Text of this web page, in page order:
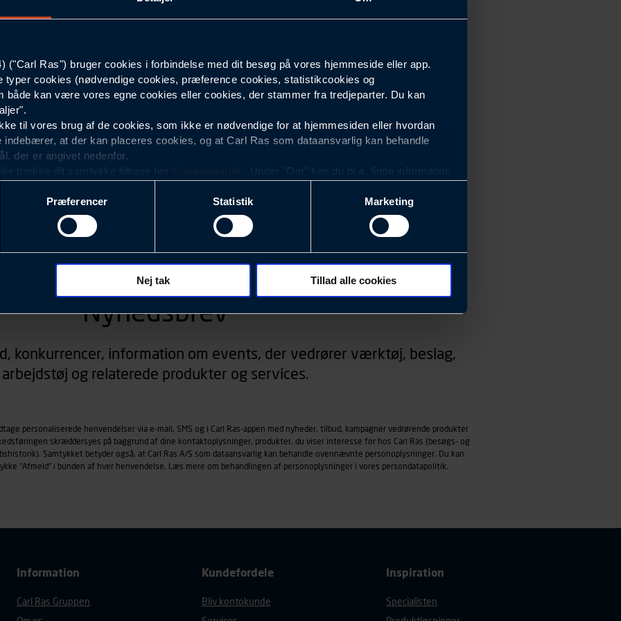
("Carl Ras") bruger cookies i forbindelse med dit besøg på vores hjemmeside eller app.
typer cookies (nødvendige cookies, præference cookies, statistikcookies og
både kan være vores egne cookies eller cookies, der stammer fra tredjeparter. Du kan
til vores brug af de cookies, som ikke er nødvendige for at hjemmesiden eller hvordan
indebærer, at der kan placeres cookies, og at Carl Ras som dataansvarlig kan behandle
der er angivet nedenfor.
trække dit samtykke tilbage her
. Under "Om" kan du bl.a. finde information
med det formål at optimere design, brugervenlighed og effektiviteten af vores
analyser af, hvilke oplysninger der er mest populære, og som derfor skal være nemme at
hvad der klikkes på, sider/indhold der besøges, browsertype, søgeord, IP-adresse,
(computer, smartphone mv.) samt de features, der anvendes.
sig på. Til dette formål behandles der personoplysninger om dit foretrukne sprog, og den
med det formål at spore besøgende på vores hjemmeside og apps med
vise annoncer, der er relevante (profilering). Til dette formål behandles der
der anvendes.
persondatapolitik, der indeholder yderligere information om behandling af
Præferencer Statistik Marketing
Nej tak Tillad alle cookies
70
Hvid
Nyhedsbrev
konkurrencer, information om events, der vedrører værktøj, beslag,
arbejdstøj og relaterede produkter og services.
personaliserede henvendelser via e-mail, SMS og i Carl Ras-appen med nyheder, tilbud, kampagner vedrørende produkter
skræddersyes på baggrund af dine kontaktoplysninger, produkter, du viser interesse for hos Carl Ras (besøgs- og
Samtykket betyder også, at Carl Ras A/S som dataansvarlig kan behandle ovennævnte personoplysninger. Du kan
"Afmeld" i bunden af hver henvendelse. Læs mere om behandlingen af personoplysninger i vores persondatapolitik.
Information
Carl Ras Gruppen
Kundefordele
Bliv kontokunde
Inspiration
Specialisten